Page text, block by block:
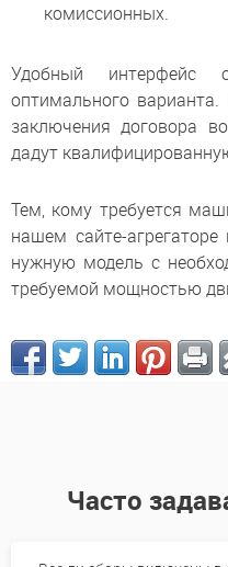
комиссионных.
Удобный интерфейс
оптимального
заключения договора
дадут
Тем, кому требуется
нашем сайте-
нужную модель с
требуемой мощностью
Часто